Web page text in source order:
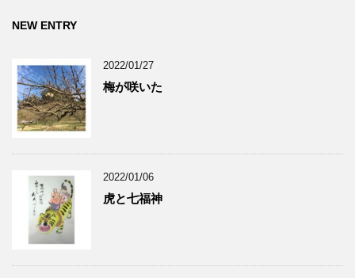
NEW ENTRY
2022/01/27
梅が咲いた
2022/01/06
虎と七福神